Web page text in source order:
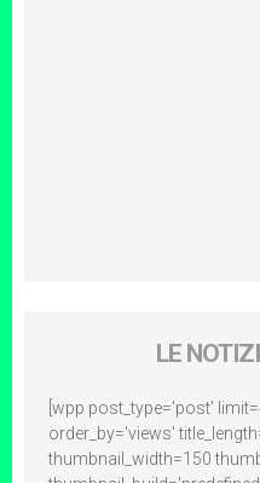
LE
[wpp post_type='post'
order_by='views'
thumbnail_width=150